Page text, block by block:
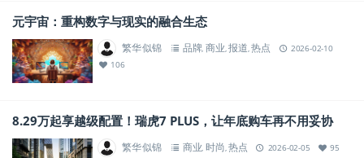
元宇宙：重构数字与现实的融合生态
繁华似锦 品牌, 商业,报道,热点
2026-02-10
106
8.29万起享越级配置！瑞虎7 PLUS，让年底购车再不用妥协
繁华似锦 商业, 时尚,热点 2026-02-05 95